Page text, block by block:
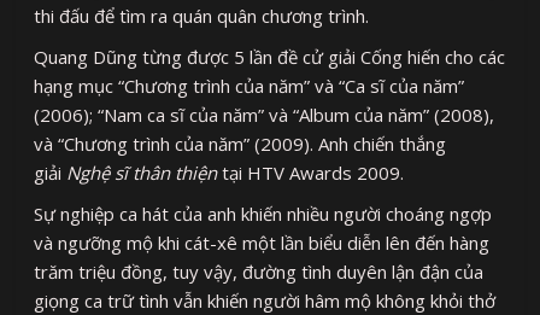
thi đấu để tìm ra quán quân chương trình.
Quang Dũng từng được 5 lần đề cử giải Cống hiến cho các
hạng mục “Chương trình của năm” và “Ca sĩ của năm”
(2006); “Nam ca sĩ của năm” và “Album của năm” (2008),
và “Chương trình của năm” (2009). Anh chiến thắng
giải Nghệ sĩ thân thiệntại HTV Awards 2009.
Sự nghiệp ca hát của anh khiến nhiều người choáng ngợp
và ngưỡng mộ khi cát-xê một lần biểu diễn lên đến hàng
trăm triệu đồng, tuy vậy, đường tình duyên lận đận của
giọng ca trữ tình vẫn khiến người hâm mộ không khỏi thở